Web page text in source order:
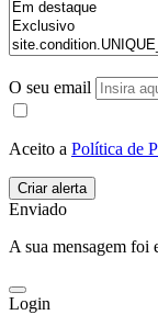
O seu email
Aceito a Política de
Enviado
A sua mensagem foi
Login